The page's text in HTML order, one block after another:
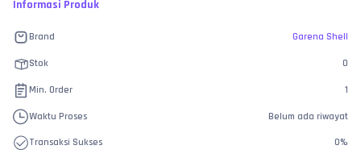
Informasi Produk
Brand Garena Shell
Stok 0
Min. Order 1
Waktu Proses Belum ada riwayat
Transaksi Sukses 0%